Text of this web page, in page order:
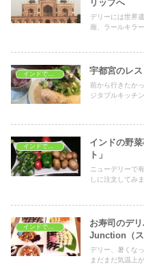
リップへ
デリーには世界
廟、ラールキラ
宇都宮のレ
前から行きたか
ジタブルキッチ
インドの野
ト」
ニューデリーで
しに注文してみ
お寿司のデ
Junction（ス
デリー、暑くな
まだまだ気温上